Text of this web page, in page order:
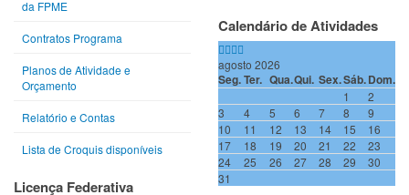
da FPME
Contratos Programa
Planos de Atividade e
Orçamento
Relatório e Contas
Lista de Croquis disponíveis
Licença Federativa
Calendário de Atividades
agosto 2026
Seg.Ter. Qua.Qui. Sex.Sáb.Dom.
1
2
3
4 5 6 7 8
9
10
11 12 13 14 15
16
17
18 19 20 21 22
23
24
25 26 27 28 29
30
31